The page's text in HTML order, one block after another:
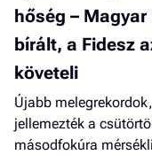
hőség –
bírált, a Fidesz
követeli
Újabb
jellemezték a
másodfokúra